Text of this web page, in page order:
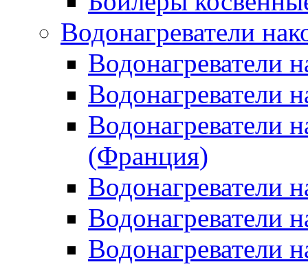
Водонагреватели
Водонагреватели
Водонагреватели
Водонагреватели
(Франция)
Водонагреватели
Водонагреватели
Водонагреватели